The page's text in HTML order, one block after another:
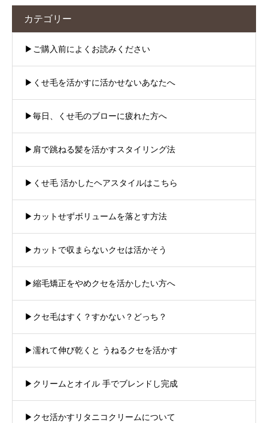
カテゴリー
▶︎ご購入前によくお読みください
▶︎くせ毛を活かすに活かせないあなたへ
▶︎毎日、くせ毛のブローに疲れた方へ
▶︎肩で跳ねる髪を活かすスタイリング法
▶︎くせ毛 活かしたヘアスタイルはこちら
▶︎カットせずボリュームを落とす方法
▶︎カットで収まらないクセは活かそう
▶︎縮毛矯正をやめクセを活かしたい方へ
▶︎クセ毛はすく？すかない？どっち？
▶︎濡れて伸び乾くと うねるクセを活かす
▶︎クリームとオイル 手でブレンドし完成
▶︎クセ活かすリタニコクリームについて